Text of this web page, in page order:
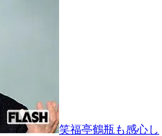
笑福亭鶴瓶も感心し